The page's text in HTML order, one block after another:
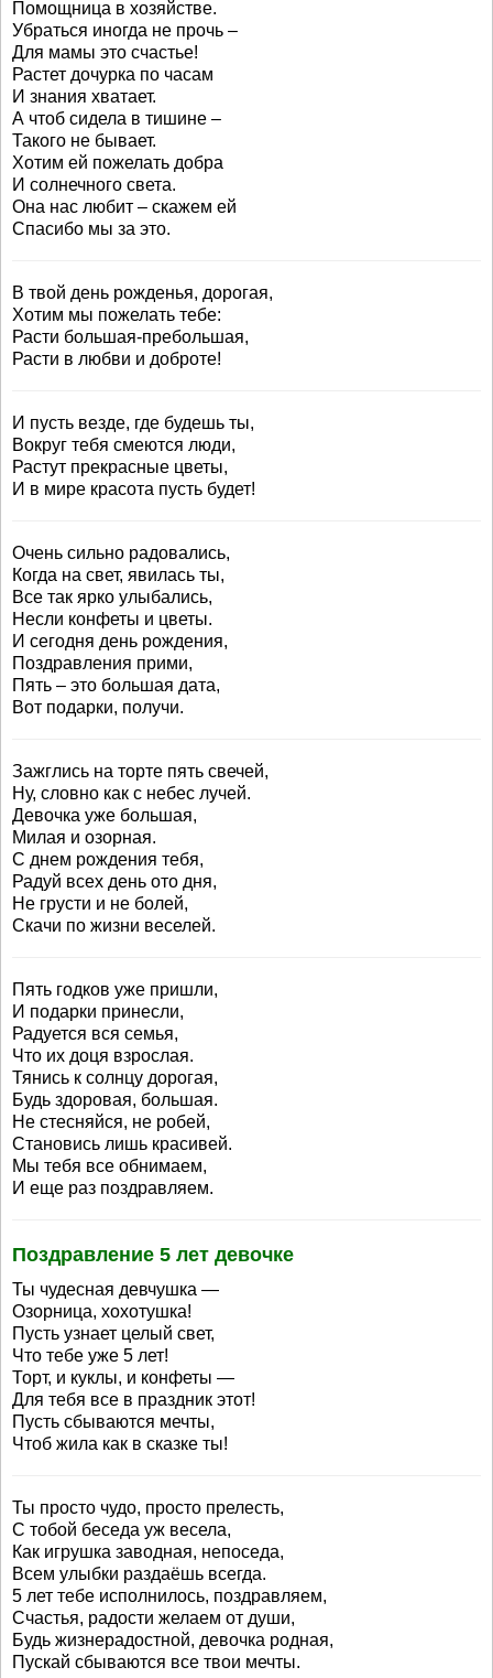
Помощница в хозяйстве.
Убраться иногда не прочь –
Для мамы это счастье!
Растет дочурка по часам
И знания хватает.
А чтоб сидела в тишине –
Такого не бывает.
Хотим ей пожелать добра
И солнечного света.
Она нас любит – скажем ей
Спасибо мы за это.
В твой день рожденья, дорогая,
Хотим мы пожелать тебе:
Расти большая-пребольшая,
Расти в любви и доброте!
И пусть везде, где будешь ты,
Вокруг тебя смеются люди,
Растут прекрасные цветы,
И в мире красота пусть будет!
Очень сильно радовались,
Когда на свет, явилась ты,
Все так ярко улыбались,
Несли конфеты и цветы.
И сегодня день рождения,
Поздравления прими,
Пять – это большая дата,
Вот подарки, получи.
Зажглись на торте пять свечей,
Ну, словно как с небес лучей.
Девочка уже большая,
Милая и озорная.
С днем рождения тебя,
Радуй всех день ото дня,
Не грусти и не болей,
Скачи по жизни веселей.
Пять годков уже пришли,
И подарки принесли,
Радуется вся семья,
Что их доця взрослая.
Тянись к солнцу дорогая,
Будь здоровая, большая.
Не стесняйся, не робей,
Становись лишь красивей.
Мы тебя все обнимаем,
И еще раз поздравляем.
Поздравление 5 лет девочке
Ты чудесная девчушка —
Озорница, хохотушка!
Пусть узнает целый свет,
Что тебе уже 5 лет!
Торт, и куклы, и конфеты —
Для тебя все в праздник этот!
Пусть сбываются мечты,
Чтоб жила как в сказке ты!
Ты просто чудо, просто прелесть,
С тобой беседа уж весела,
Как игрушка заводная, непоседа,
Всем улыбки раздаёшь всегда.
5 лет тебе исполнилось, поздравляем,
Счастья, радости желаем от души,
Будь жизнерадостной, девочка родная,
Пускай сбываются все твои мечты.